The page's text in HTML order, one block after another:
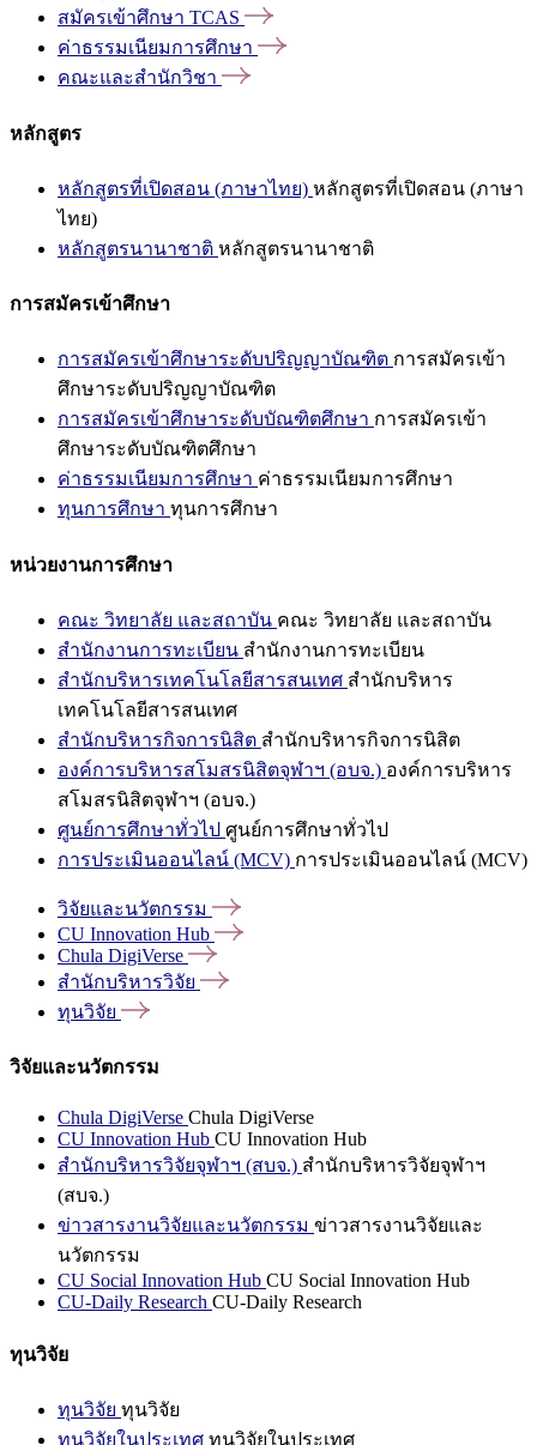
สมัครเข้าศึกษา TCAS
ค่าธรรมเนียมการศึกษา
คณะและสำนักวิชา
หลักสูตร
หลักสูตรที่เปิดสอน (ภาษาไทย) หลักสูตรที่เปิดสอน (ภาษา
ไทย)
หลักสูตรนานาชาติ หลักสูตรนานาชาติ
การสมัครเข้าศึกษา
การสมัครเข้าศึกษาระดับปริญญาบัณฑิต การสมัครเข้า
ศึกษาระดับปริญญาบัณฑิต
การสมัครเข้าศึกษาระดับบัณฑิตศึกษา การสมัครเข้า
ศึกษาระดับบัณฑิตศึกษา
ค่าธรรมเนียมการศึกษา ค่าธรรมเนียมการศึกษา
ทุนการศึกษา ทุนการศึกษา
หน่วยงานการศึกษา
คณะ วิทยาลัย และสถาบัน คณะ วิทยาลัย และสถาบัน
สำนักงานการทะเบียน สำนักงานการทะเบียน
สำนักบริหารเทคโนโลยีสารสนเทศ สำนักบริหาร
เทคโนโลยีสารสนเทศ
สำนักบริหารกิจการนิสิต สำนักบริหารกิจการนิสิต
องค์การบริหารสโมสรนิสิตจุฬาฯ (อบจ.) องค์การบริหาร
สโมสรนิสิตจุฬาฯ (อบจ.)
ศูนย์การศึกษาทั่วไป ศูนย์การศึกษาทั่วไป
การประเมินออนไลน์ (MCV) การประเมินออนไลน์ (MCV)
วิจัยและนวัตกรรม
CU Innovation Hub
Chula DigiVerse
สำนักบริหารวิจัย
ทุนวิจัย
วิจัยและนวัตกรรม
Chula DigiVerse Chula DigiVerse
CU Innovation Hub CU Innovation Hub
สำนักบริหารวิจัยจุฬาฯ (สบจ.) สำนักบริหารวิจัยจุฬาฯ
(สบจ.)
ข่าวสารงานวิจัยและนวัตกรรม ข่าวสารงานวิจัยและ
นวัตกรรม
CU Social Innovation Hub CU Social Innovation Hub
CU-Daily Research CU-Daily Research
ทุนวิจัย
ทุนวิจัย ทุนวิจัย
ทุนวิจัยในประเทศ ทุนวิจัยในประเทศ